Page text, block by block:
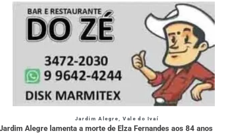
Jardim Alegre Vale do Ivaí
Alegre lamenta a morte de Elza Fernandes aos 84 anos